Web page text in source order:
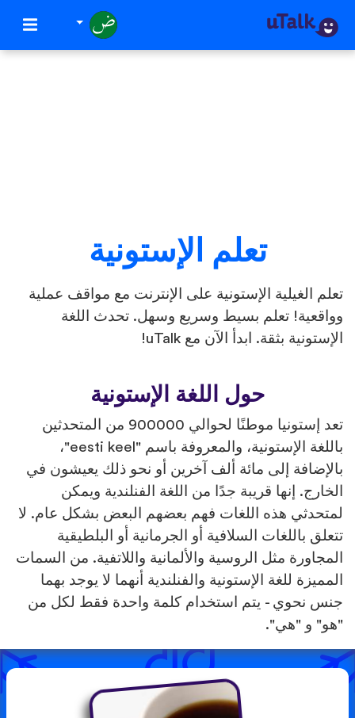
تعلم الإستونية
تعلم الغيلية الإستونية على الإنترنت مع مواقف عملية
وواقعية! تعلم بسيط وسريع وسهل. تحدث اللغة
الإستونية بثقة. ابدأ الآن مع uTalk!
حول اللغة الإستونية
تعد إستونيا موطنًا لحوالي 900000 من المتحدثين
باللغة الإستونية، والمعروفة باسم "eesti keel"،
بالإضافة إلى مائة ألف آخرين أو نحو ذلك يعيشون في
الخارج. إنها قريبة جدًا من اللغة الفنلندية ويمكن
لمتحدثي هذه اللغات فهم بعضهم البعض بشكل عام. لا
تتعلق باللغات السلافية أو الجرمانية أو البلطيقية
المجاورة مثل الروسية والألمانية واللاتفية. من السمات
المميزة للغة الإستونية والفنلندية أنهما لا يوجد بهما
جنس نحوي - يتم استخدام كلمة واحدة فقط لكل من
"هو" و "هي".